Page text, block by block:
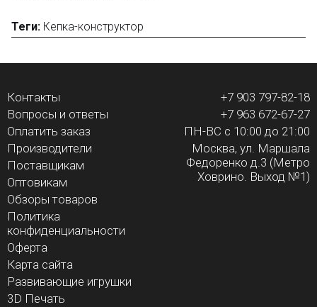
Теги: Кепка-конструктор
Контакты
Вопросы и ответы
Оплатить заказ
Производители
Поставщикам
Оптовикам
Обзоры товаров
Политика
конфиденциальности
Оферта
Карта сайта
Развивающие игрушки
3D Печать
+7 903 797-82-18
+7 963 672-67-27
ПН-ВС с 10:00 до 21:00
Москва, ул. Маршала
Федоренко д.3 (Метро
Ховрино. Выход №1)